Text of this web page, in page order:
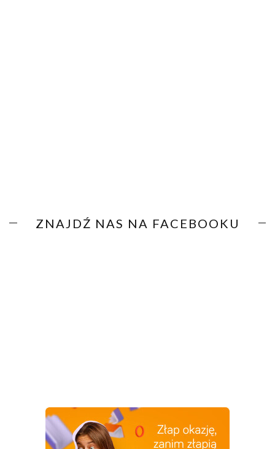
ZNAJDŹ NAS NA FACEBOOKU